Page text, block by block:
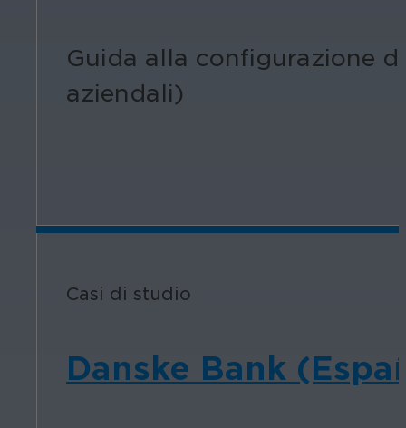
Guida alla configurazione
aziendali)
Casi di studio
Danske Bank